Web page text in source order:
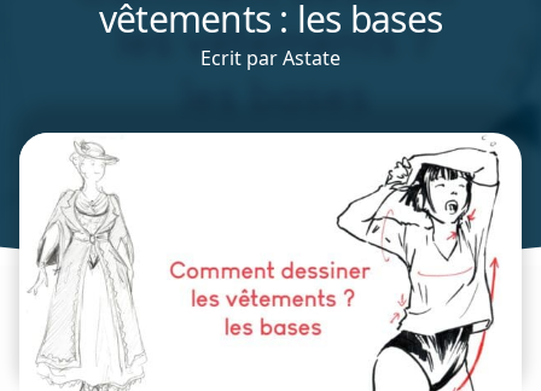
vêtements : les bases
Ecrit parAstate